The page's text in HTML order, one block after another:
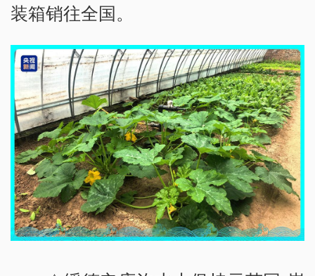
装箱销往全国。